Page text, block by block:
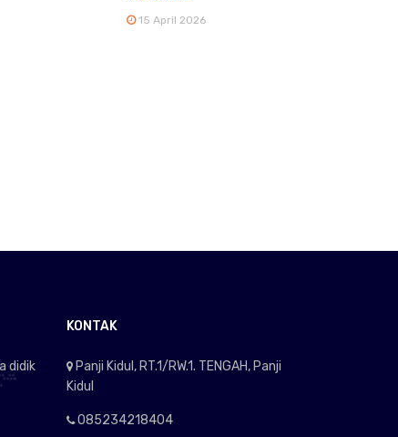
15 April 2026
didik
KONTAK
Panji Kidul, RT.1/RW.1. TENGAH, Panji
Kidul
085234218404